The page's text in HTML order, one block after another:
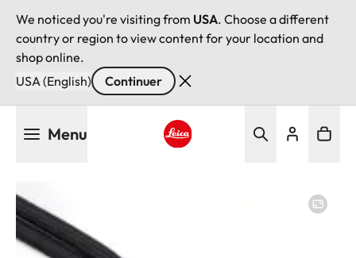
We noticed you're visiting from USA. Choose a different
country or region to view content for your location and
shop online.
USA (English)
Continuer
Menu